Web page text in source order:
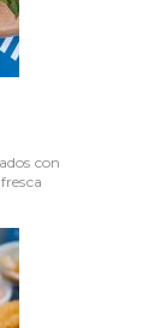
con